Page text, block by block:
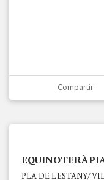
Compartir
PLA DE L'ESTANY/